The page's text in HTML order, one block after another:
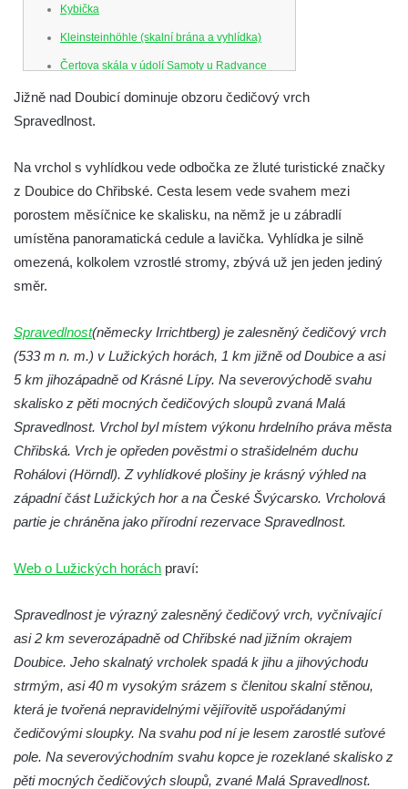
Kybička
Kleinsteinhöhle (skalní brána a vyhlídka)
Čertova skála v údolí Samoty u Radvance
Skalní branka pod rozhlednou Čáp v
Teplických skalách
skalách
Vyhlídka Lokomotiva v Teplických skalách
Kamenná brána v Broumovských stěnách
Skalní útvar Čertovo sedlo v Broumovských
stěnách
Kamenná ZOO – Skalní hřib
Kamenná ZOO – Želva II.
Kamenná ZOO – Velbloud
Kamenná ZOO – Kačenka
Vyhlídka Božanovský Špičák
Špičáku
Vyhlídka Tři kříže
Hradiště Hrádek u Libochovan (vyhlídka)
Skalní okno na Grünes Riff v Oybině
Papststein (Saské Švýcarsko)
Jeskyně Kuhstall a hrad Neuer Wildenstein
(Saské Švýcarsko)
Jeskyně Idagrotte (Saské Švýcarsko)
Jižně nad Doubicí dominuje obzoru čedičový vrch
Spravedlnost.
Na vrchol s vyhlídkou vede odbočka ze žluté turistické značky
z Doubice do Chřibské. Cesta lesem vede svahem mezi
porostem měsíčnice ke skalisku, na němž je u zábradlí
umístěna panoramatická cedule a lavička. Vyhlídka je silně
omezená, kolkolem vzrostlé stromy, zbývá už jen jeden jediný
směr.
Spravedlnost(německy Irrichtberg) je zalesněný čedičový vrch
(533 m n. m.) v Lužických horách, 1 km jižně od Doubice a asi
5 km jihozápadně od Krásné Lípy. Na severovýchodě svahu
skalisko z pěti mocných čedičových sloupů zvaná Malá
Spravedlnost. Vrchol byl místem výkonu hrdelního práva města
Chřibská. Vrch je opředen pověstmi o strašidelném duchu
Rohálovi (Hörndl). Z vyhlídkové plošiny je krásný výhled na
západní část Lužických hor a na České Švýcarsko. Vrcholová
partie je chráněna jako přírodní rezervace Spravedlnost.
Web o Lužických horách praví:
Spravedlnost je výrazný zalesněný čedičový vrch, vyčnívající
asi 2 km severozápadně od Chřibské nad jižním okrajem
Doubice. Jeho skalnatý vrcholek spadá k jihu a jihovýchodu
strmým, asi 40 m vysokým srázem s členitou skalní stěnou,
která je tvořená nepravidelnými vějířovitě uspořádanými
čedičovými sloupky. Na svahu pod ní je lesem zarostlé suťové
pole. Na severovýchodním svahu kopce je rozeklané skalisko z
pěti mocných čedičových sloupů, zvané Malá Spravedlnost.